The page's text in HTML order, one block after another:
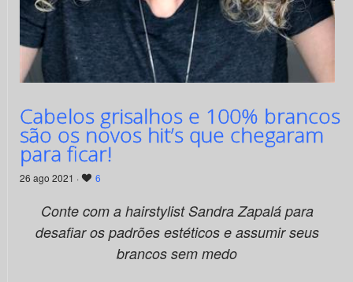
Cabelos grisalhos e 100% brancos
são os novos hit’s que chegaram
para ficar!
26 ago 2021 · 6
Conte com a hairstylist Sandra Zapalá para
desafiar os padrões estéticos e assumir seus
brancos sem medo